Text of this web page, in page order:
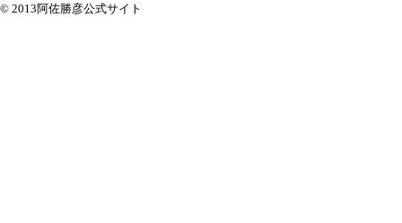
© 2013阿佐勝彦公式サイト